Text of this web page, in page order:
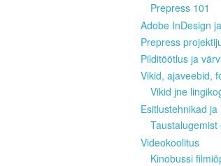
Prepress 101
Adobe InDesign
Prepress
Pilditöötlus ja
Vikid, ajaveebid,
Vikid jne
Esitlustehnikad
Videokoolitus
Kinobussi